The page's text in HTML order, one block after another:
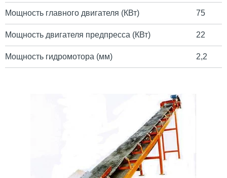
Мощность главного двигателя (КВт) 75
Мощность двигателя предпресса (КВт) 22
Мощность гидромотора (мм) 2,2